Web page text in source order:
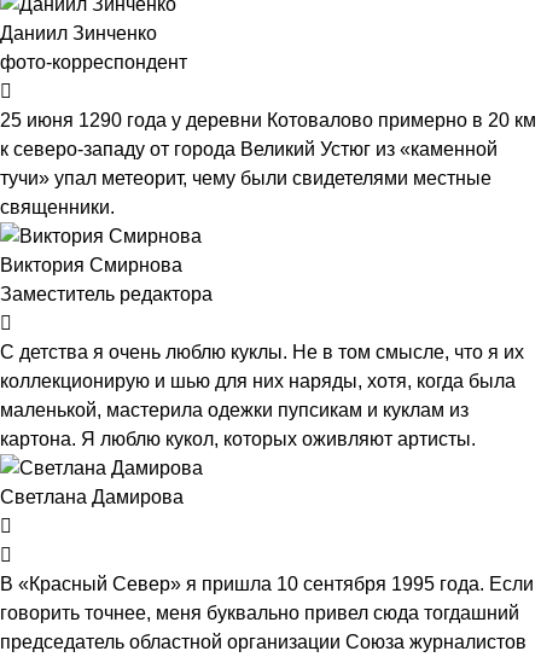
Даниил Зинченко
фото-корреспондент
25 июня 1290 года у деревни Котовалово примерно в 20 км
к северо-западу от города Великий Устюг из «каменной
тучи» упал метеорит, чему были свидетелями местные
священники.
Виктория Смирнова
Заместитель редактора
С детства я очень люблю куклы. Не в том смысле, что я их
коллекционирую и шью для них наряды, хотя, когда была
маленькой, мастерила одежки пупсикам и куклам из
картона. Я люблю кукол, которых оживляют артисты.
Светлана Дамирова
В «Красный Север» я пришла 10 сентября 1995 года. Если
говорить точнее, меня буквально привел сюда тогдашний
председатель областной организации Союза журналистов